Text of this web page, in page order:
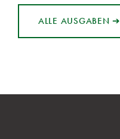
ALLE AUSGABEN ➔